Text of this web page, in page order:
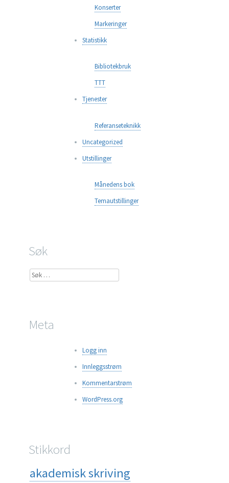
Konserter
Markeringer
Statistikk
Bibliotekbruk
TTT
Tjenester
Referanseteknikk
Uncategorized
Utstillinger
Månedens bok
Temautstillinger
Søk
Søk
Meta
Logg inn
Innleggsstrøm
Kommentarstrøm
WordPress.org
Stikkord
akademisk skriving